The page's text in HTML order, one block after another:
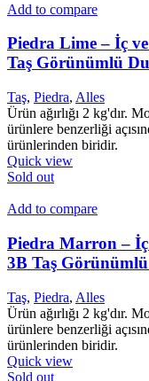
Add to compare
Piedra Lime – İç
Taş Görünümlü
Taş, Piedra, Alles
Ürün ağırlığı 2 kg'dır.
ürünlere benzerliği
ürünlerinden biridir.
Quick view
Sold out
Add to compare
Piedra Marron –
3B Taş
Taş, Piedra, Alles
Ürün ağırlığı 2 kg'dır.
ürünlere benzerliği
ürünlerinden biridir.
Quick view
Sold out